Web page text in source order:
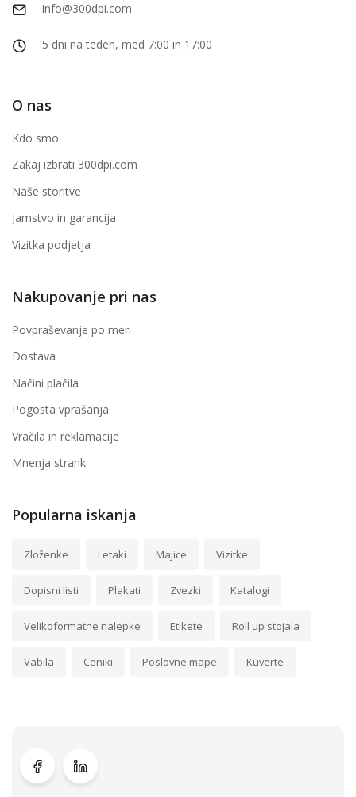
info@300dpi.com
5 dni na teden, med 7:00 in 17:00
O nas
Kdo smo
Zakaj izbrati 300dpi.com
Naše storitve
Jamstvo in garancija
Vizitka podjetja
Nakupovanje pri nas
Povpraševanje po meri
Dostava
Načini plačila
Pogosta vprašanja
Vračila in reklamacije
Mnenja strank
Popularna iskanja
Zloženke Letaki Majice Vizitke
Dopisni listi Plakati Zvezki Katalogi
Velikoformatne nalepke Etikete Roll up stojala
Vabila Ceniki Poslovne mape Kuverte